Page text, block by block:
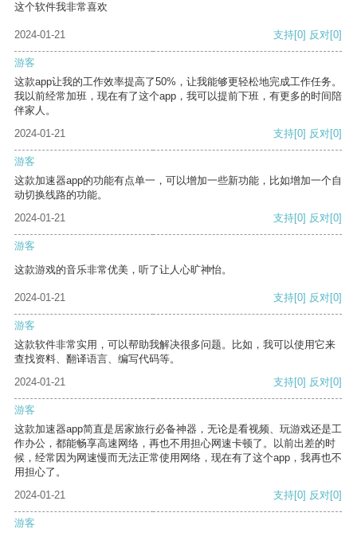
这个软件我非常喜欢
2024-01-21 支持[0] 反对[0]
游客
这款app让我的工作效率提高了50%，让我能够更轻松地完成工作任务。
我以前经常加班，现在有了这个app，我可以提前下班，有更多的时间陪
伴家人。
2024-01-21
支持[0] 反对[0]
游客
这款加速器app的功能有点单一，可以增加一些新功能，比如增加一个自
动切换线路的功能。
2024-01-21
支持[0] 反对[0]
游客
这款游戏的音乐非常优美，听了让人心旷神怡。
2024-01-21 支持[0] 反对[0]
游客
这款软件非常实用，可以帮助我解决很多问题。比如，我可以使用它来
查找资料、翻译语言、编写代码等。
2024-01-21
支持[0] 反对[0]
游客
这款加速器app简直是居家旅行必备神器，无论是看视频、玩游戏还是工
作办公，都能畅享高速网络，再也不用担心网速卡顿了。以前出差的时
候，经常因为网速慢而无法正常使用网络，现在有了这个app，我再也不
用担心了。
2024-01-21
支持[0] 反对[0]
游客